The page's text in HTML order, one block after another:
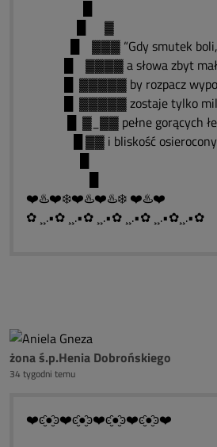
█ ▓
█ ▓▓▓ “Gdy smutek boli,
█ ▓▓▓▓ a słowa zbyt
█ ▓▓▓▓▓ by rozpacz
█ ▓▓▓▓▓ zostaje tylko
█ ▓_▓▓ pełne gorących
█ ▓▓ i bliskość
❤️♨️❤️❄️❤️♨️❤️♨️❄️ ❤️♨️❤️
✿ ¸¸.•✿ ¸¸.•✿ ¸¸.•✿ ¸¸.•✿ ¸¸.•✿¸¸.•✿
żona ś.p.Henia Dobrońskiego
34 tygodni temu
❤️ͼ̮̑●̮̑ͽ❤️ͼ̮̑●̮̑ͽ❤️ͼ̮̑●̮̑ͽ❤️ͼ̮̑●̮̑ͽ❤️